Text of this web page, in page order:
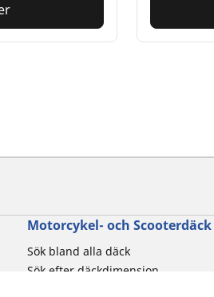
Motorcykel- och Scooterdäck
Sök bland alla däck
Sök efter däckdimension